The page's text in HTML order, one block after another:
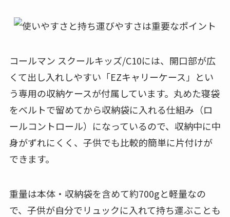
コールマン スクールキッズ/C10には、開口部が広
くて出し入れしやすい「EZキャリーケース」とい
う専用の収納ケースが付属しています。丸めた寝袋
をベルトで留めてから収納袋に入れる仕組み（ロ
ールコントロール）になっているので、収納中に中
身がずれにくく、子供でも比較的簡単に片付けが
できます。
重量は本体・収納袋を含めて約700gと軽量なの
で、子供が自分でリュックに入れて持ち運ぶことも